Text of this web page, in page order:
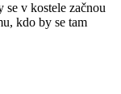
se v kostele začnou
kdo by se tam